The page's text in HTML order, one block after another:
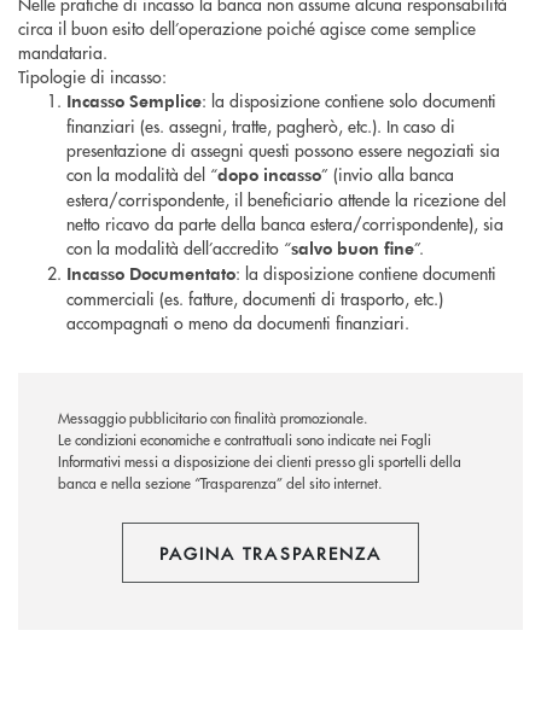
circa il buon esito dell’operazione poiché agisce come semplice
mandataria.
Tipologie di incasso:
Incasso Semplice: la disposizione contiene solo documenti
finanziari (es. assegni, tratte, pagherò, etc.). In caso di
presentazione di assegni questi possono essere negoziati sia
con la modalità del “dopo incasso” (invio alla banca
estera/corrispondente, il beneficiario attende la ricezione del
netto ricavo da parte della banca estera/corrispondente), sia
con la modalità dell’accredito “salvo buon fine”.
Incasso Documentato: la disposizione contiene documenti
commerciali (es. fatture, documenti di trasporto, etc.)
accompagnati o meno da documenti finanziari.
Messaggio pubblicitario con finalità promozionale.
Le condizioni economiche e contrattuali sono indicate nei Fogli
Informativi messi a disposizione dei clienti presso gli sportelli della
banca e nella sezione “Trasparenza” del sito internet.
PAGINA TRASPARENZA